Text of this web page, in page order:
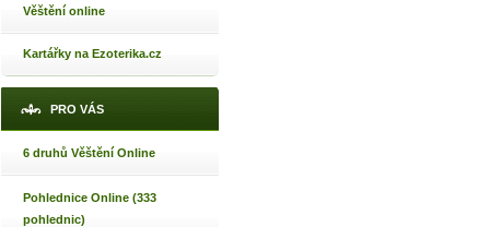
Věštění online
Kartářky na Ezoterika.cz
PRO VÁS
6 druhů Věštění Online
Pohlednice Online (333
pohlednic)